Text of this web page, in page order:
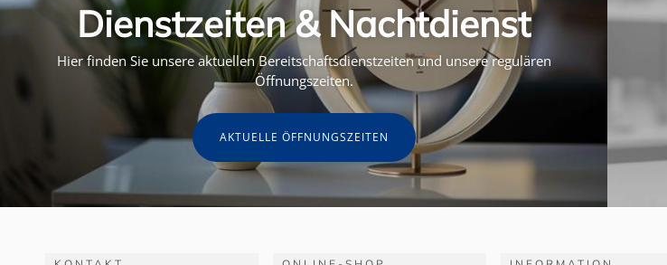
Dienstzeiten & Nachtdienst
Hier finden Sie unsere aktuellen Bereitschaftsdienstzeiten und unsere regulären
Öffnungszeiten.
AKTUELLE ÖFFNUNGSZEITEN